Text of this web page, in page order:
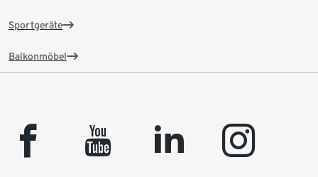
Sportgeräte
Balkonmöbel
facebook youtube linkedin instagram